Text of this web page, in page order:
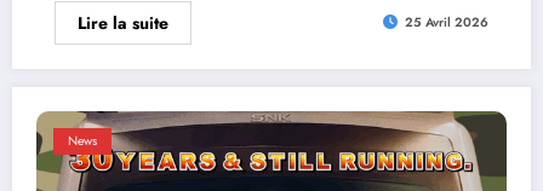
Lire la suite 25 Avril 2026
News